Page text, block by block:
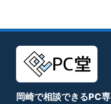
岡崎で相談できるPC